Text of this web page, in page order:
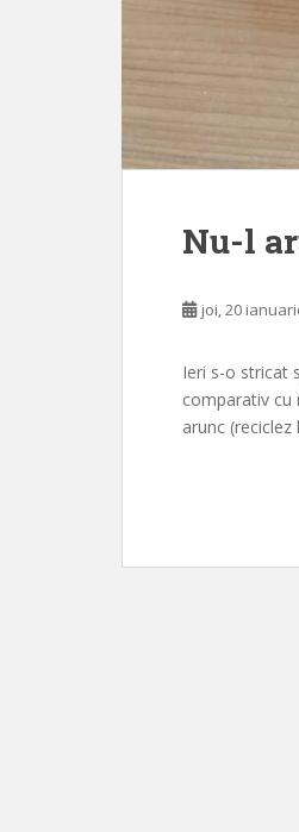
Nu-l
joi, 20
Ieri s-o stricat
comparativ cu
arunc